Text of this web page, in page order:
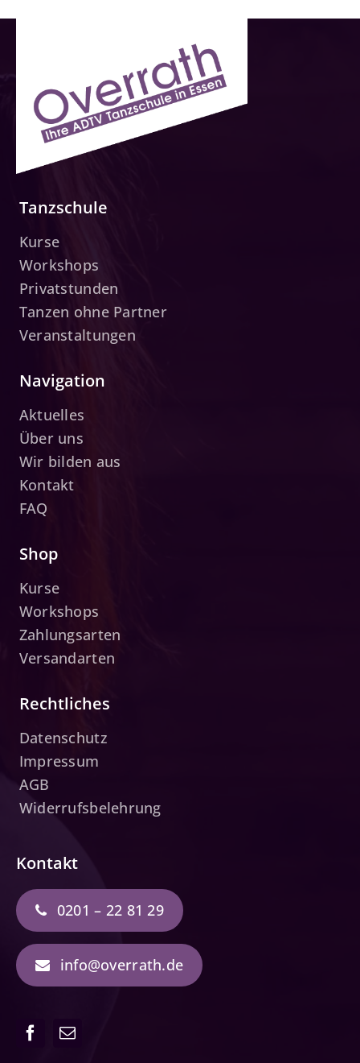
Tanzschule
Kurse
Workshops
Privatstunden
Tanzen ohne Partner
Veranstaltungen
Navigation
Aktuelles
Über uns
Wir bilden aus
Kontakt
FAQ
Kontakt
0201 – 22 81 29
info@overrath.de
Shop
Kurse
Workshops
Zahlungsarten
Versandarten
Rechtliches
Datenschutz
Impressum
AGB
Widerrufsbelehrung